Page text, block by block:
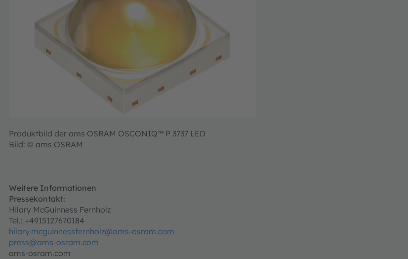
Produktbild der ams OSRAM OSCONIQ™ P 3737 LED
Bild: © ams OSRAM
Weitere Informationen
Pressekontakt:
Hilary McGuinness Fernholz
Tel.: +4915127670184
hilary.mcguinnessfernholz@ams-osram.com
press@ams-osram.com
ams-osram.com